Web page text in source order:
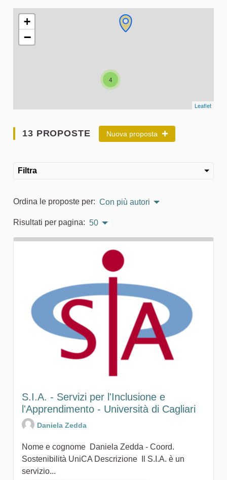
L'elemento seguente è una mappa che presenta gli
4
+
−
Leaflet
13 PROPOSTE Nuova proposta
Filtra
Ordina le proposte per: Con più autori
Risultati per pagina: 50
S.I.A. - Servizi per l'Inclusione e
l'Apprendimento - Università di Cagliari
Daniela Zedda
Nome e cognome Daniela Zedda - Coord.
Sostenibilità UniCA Descrizione Il S.I.A. è un
servizio...